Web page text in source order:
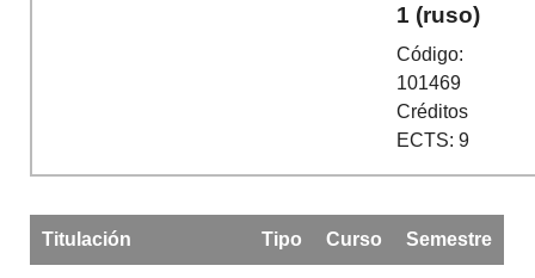
1 (ruso)
Código:
101469
Créditos
ECTS: 9
Titulación Tipo Curso Semestre